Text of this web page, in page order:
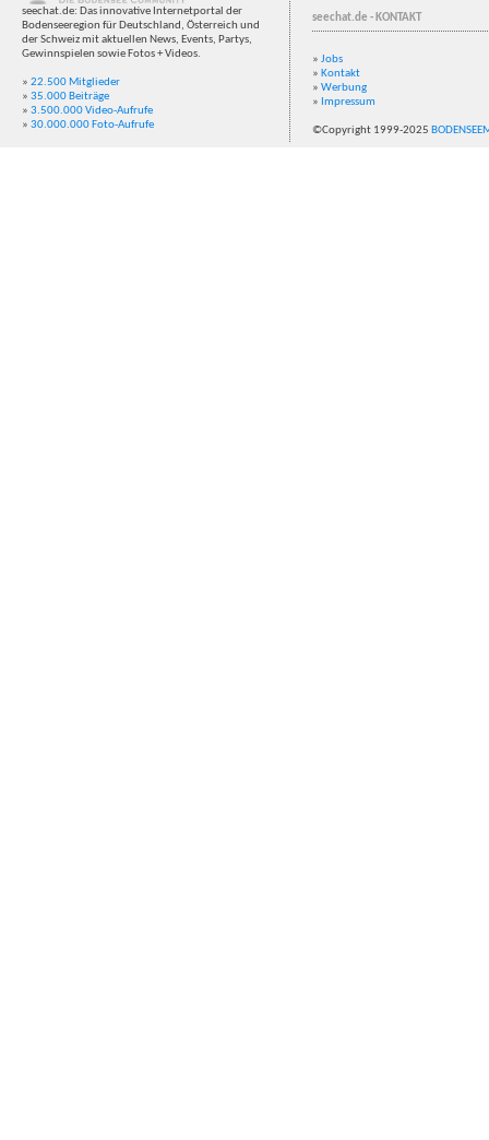
seechat.de: Das innovative Internetportal der
Bodenseeregion für Deutschland, Österreich und
der Schweiz mit aktuellen News, Events, Partys,
Gewinnspielen sowie Fotos + Videos.
» 22.500 Mitglieder
» 35.000 Beiträge
» 3.500.000 Video-Aufrufe
» 30.000.000 Foto-Aufrufe
seechat.de - KONTAKT
» Jobs
» Kontakt
» Werbung
» Impressum
©Copyright 1999-2025